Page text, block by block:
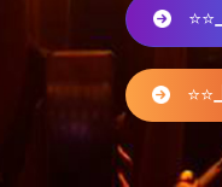
⭐⭐
⭐⭐